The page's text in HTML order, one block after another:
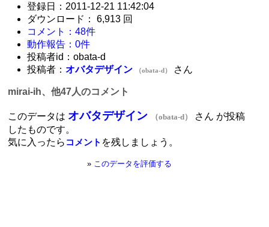
登録日：2011-12-21 11:42:04
ダウンロード： 6,913 回
コメント：48件
動作報告：0件
投稿者id：obata-d
投稿者：オバタデザイン （obata-d） さん
mirai-ih、他47人のコメント
このデータは オバタデザイン （obata-d）
さん が投稿
したものです。
気に入ったら コメント を残しましょう。
» このデータを評価する